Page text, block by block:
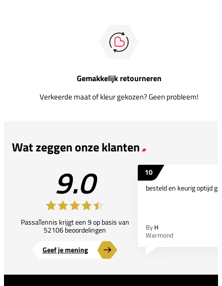
Gemakkelijk retourneren
Verkeerde maat of kleur gekozen? Geen probleem!
Wat zeggen onze klanten
9.0
PassaTennis krijgt een 9 op basis van
52106 beoordelingen
Geef je mening
10
besteld en keurig optijd
By H
Warmond